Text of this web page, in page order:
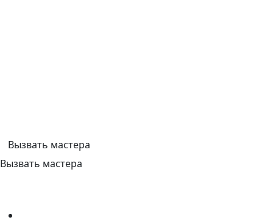
Вызвать мастера
Вызвать мастера